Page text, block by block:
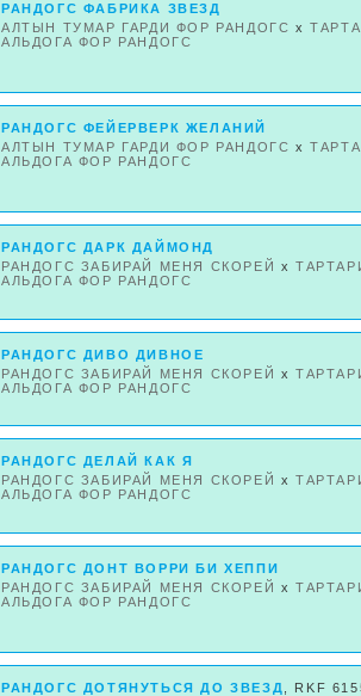
РАНДОГС ФАБРИКА ЗВЕЗД
АЛТЫН ТУМАР ГАРДИ ФОР РАНДОГС x
АЛЬДОГА ФОР РАНДОГС
РАНДОГС ФЕЙЕРВЕРК ЖЕЛАНИЙ
АЛТЫН ТУМАР ГАРДИ ФОР РАНДОГС x
АЛЬДОГА ФОР РАНДОГС
РАНДОГС ДАРК ДАЙМОНД
РАНДОГС ЗАБИРАЙ МЕНЯ СКОРЕЙ x
АЛЬДОГА ФОР РАНДОГС
РАНДОГС ДИВО ДИВНОЕ
РАНДОГС ЗАБИРАЙ МЕНЯ СКОРЕЙ x
АЛЬДОГА ФОР РАНДОГС
РАНДОГС ДЕЛАЙ КАК Я
РАНДОГС ЗАБИРАЙ МЕНЯ СКОРЕЙ x
АЛЬДОГА ФОР РАНДОГС
РАНДОГС ДОНТ ВОРРИ БИ ХЕППИ
РАНДОГС ЗАБИРАЙ МЕНЯ СКОРЕЙ x
АЛЬДОГА ФОР РАНДОГС
РАНДОГС ДОТЯНУТЬСЯ ДО ЗВЕЗД
, RKF